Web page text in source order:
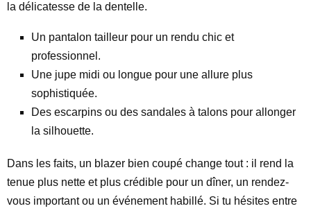
la délicatesse de la dentelle.
Un pantalon tailleur pour un rendu chic et
professionnel.
Une jupe midi ou longue pour une allure plus
sophistiquée.
Des escarpins ou des sandales à talons pour allonger
la silhouette.
Dans les faits, un blazer bien coupé change tout : il rend la
tenue plus nette et plus crédible pour un dîner, un rendez-
vous important ou un événement habillé. Si tu hésites entre